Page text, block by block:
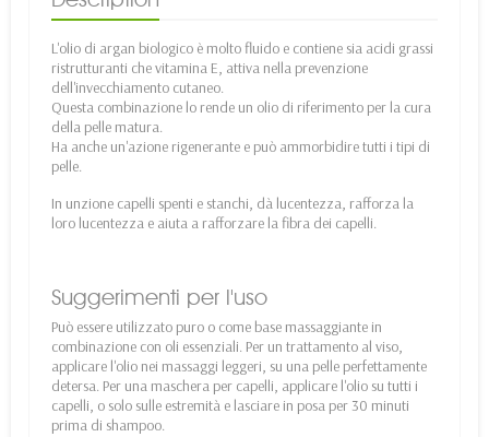
L'olio di argan biologico è molto fluido e contiene sia acidi grassi
ristrutturanti che vitamina E, attiva nella prevenzione
dell'invecchiamento cutaneo.
Questa combinazione lo rende un olio di riferimento per la cura
della pelle matura.
Ha anche un'azione rigenerante e può ammorbidire tutti i tipi di
pelle.
In unzione capelli spenti e stanchi, dà lucentezza, rafforza la
loro lucentezza e aiuta a rafforzare la fibra dei capelli.
Suggerimenti per l'uso
Può essere utilizzato puro o come base massaggiante in
combinazione con oli essenziali. Per un trattamento al viso,
applicare l'olio nei massaggi leggeri, su una pelle perfettamente
detersa. Per una maschera per capelli, applicare l'olio su tutti i
capelli, o solo sulle estremità e lasciare in posa per 30 minuti
prima di shampoo.